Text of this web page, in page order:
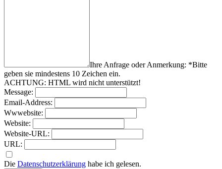
Ihre Anfrage oder Anmerkung: *Bitte
geben sie mindestens 10 Zeichen ein.
ACHTUNG: HTML wird nicht unterstützt!
Message:
Email-Address:
Wwwebsite:
Website:
Website-URL:
URL:
Die Datenschutzerklärung habe ich gelesen.